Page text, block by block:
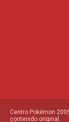
Centro Pokémon
contenido original.